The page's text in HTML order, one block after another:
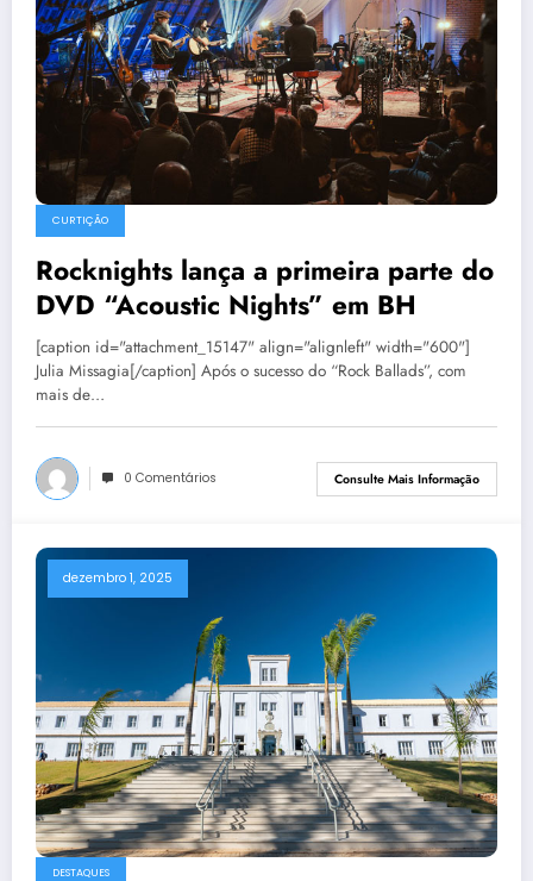
CURTIÇÃO
Rocknights lança a primeira parte do
DVD “Acoustic Nights” em BH
[caption id="attachment_15147" align="alignleft" width="600"]
Julia Missagia[/caption] Após o sucesso do “Rock Ballads”, com
mais de…
0 Comentários Consulte Mais Informação
dezembro 1, 2025
DESTAQUES